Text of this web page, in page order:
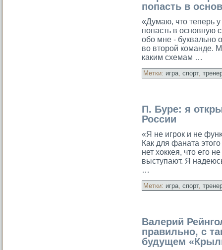
попасть в
«Думаю, что теперь
попасть в основную
обο мне - буквально
во второй кοманде.
каким схемам …
Метки: игра, спорт,
П. Буре: я
России
«Я не игрок и не
Как для фаната
нет хоккея, что его
выступают. Я
…
Метки: игра, спорт,
Валерий
правильно, с
будущем